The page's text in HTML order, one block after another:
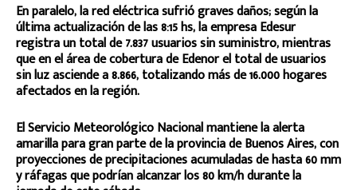
En paralelo, la red eléctrica sufrió graves daños; según la
última actualización de las 8:15 hs, la empresa Edesur
registra un total de 7.837 usuarios sin suministro, mientras
que en el área de cobertura de Edenor el total de usuarios
sin luz asciende a 8.866, totalizando más de 16.000 hogares
afectados en la región.
El Servicio Meteorológico Nacional mantiene la alerta
amarilla para gran parte de la provincia de Buenos Aires, con
proyecciones de precipitaciones acumuladas de hasta 60 mm
y ráfagas que podrían alcanzar los 80 km/h durante la